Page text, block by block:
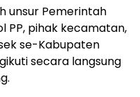
unsur Pemerintah
PP, pihak kecamatan,
se-Kabupaten
secara langsung